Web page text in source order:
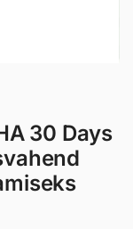
30 Days